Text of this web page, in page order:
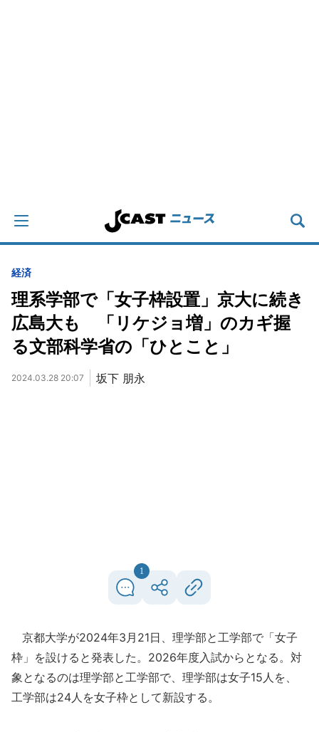
経済
理系学部で「女子枠設置」京大に続き
広島大も 「リケジョ増」のカギ握
る文部科学省の「ひとこと」
2024.03.28 20:07 坂下 朋永
1
京都大学が2024年3月21日、理学部と工学部で「女子
枠」を設けると発表した。2026年度入試からとなる。対
象となるのは理学部と工学部で、理学部は女子15人を、
工学部は24人を女子枠として新設する。